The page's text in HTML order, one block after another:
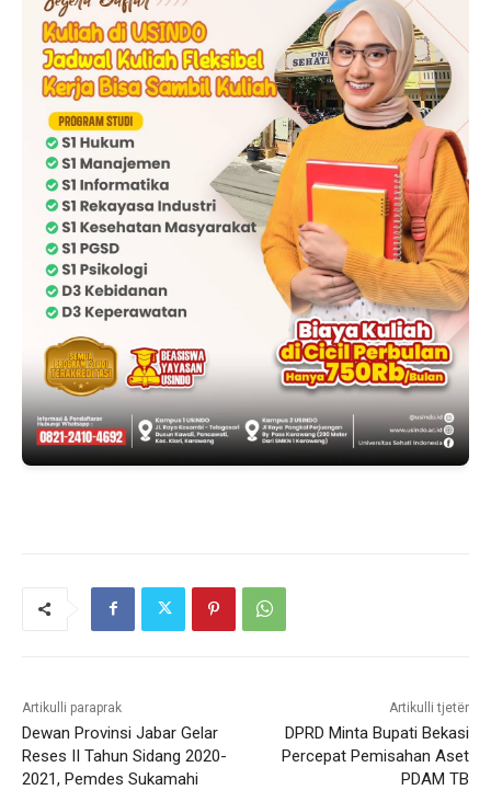
Artikulli paraprak
Dewan Provinsi Jabar Gelar
Reses II Tahun Sidang 2020-
2021, Pemdes Sukamahi
Artikulli tjetër
DPRD Minta Bupati Bekasi
Percepat Pemisahan Aset
PDAM TB